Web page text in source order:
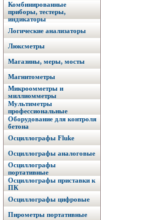
Комбинированные
приборы, тестеры,
индикаторы
Логические анализаторы
Люксметры
Магазины, меры, мосты
Магнитометры
Микроомметры и
миллиомметры
Мультиметры
профессиональные
Оборудование для контроля
бетона
Осциллографы Fluke
Осциллографы аналоговые
Осциллографы
портативные
Осциллографы приставки к
ПК
Осциллографы цифровые
Пирометры портативные